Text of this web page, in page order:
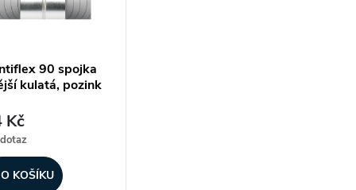
90 spojka
kulatá, pozink
Kč
KOŠÍKU